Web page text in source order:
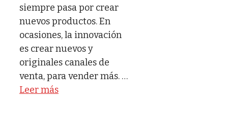
siempre pasa por crear
nuevos productos. En
ocasiones, la innovación
es crear nuevos y
originales canales de
venta, para vender más. …
Leer más